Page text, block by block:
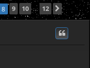
8 9 10 … 12